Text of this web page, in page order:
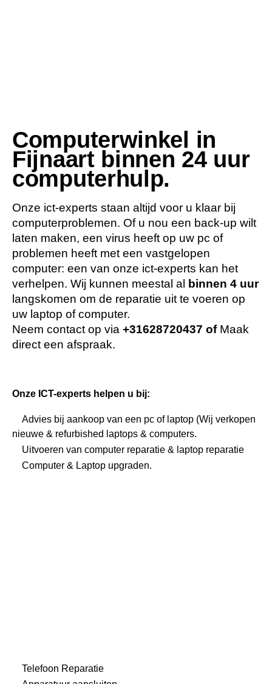
Computerwinkel in
Fijnaart binnen 24 uur
computerhulp.
Onze ict-experts staan altijd voor u klaar bij
computerproblemen. Of u nou een back-up wilt
laten maken, een virus heeft op uw pc of
problemen heeft met een vastgelopen
computer: een van onze ict-experts kan het
verhelpen. Wij kunnen meestal al binnen 4 uur
langskomen om de reparatie uit te voeren op
uw laptop of computer.
Neem contact op via +31628720437 of Maak
direct een afspraak.
Onze ICT-experts helpen u bij:
Advies bij aankoop van een pc of laptop (Wij verkopen
nieuwe & refurbished laptops & computers.
Uitvoeren van computer reparatie & laptop reparatie
Computer & Laptop upgraden.
Telefoon Reparatie